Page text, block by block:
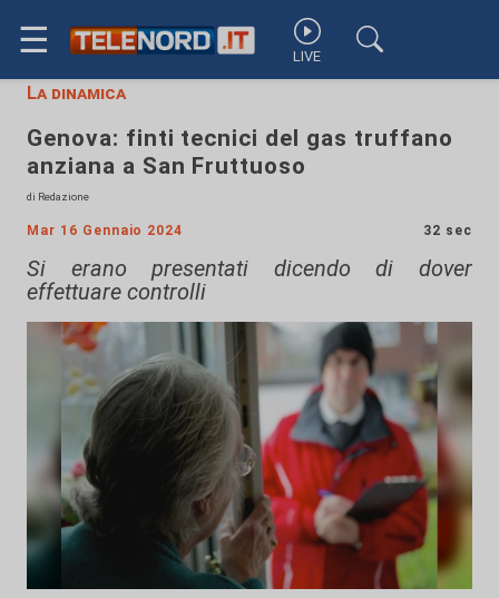
☰ LIVE
La dinamica
Genova: finti tecnici del gas truffano
anziana a San Fruttuoso
di Redazione
Mar 16 Gennaio 2024 32 sec
Si erano presentati dicendo di dover
effettuare controlli